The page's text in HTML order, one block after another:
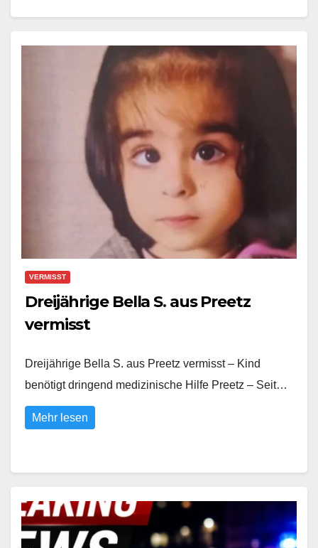
VERMISST
Dreijährige Bella S. aus Preetz
vermisst
Dreijährige Bella S. aus Preetz vermisst – Kind
benötigt dringend medizinische Hilfe Preetz – Seit…
Mehr lesen